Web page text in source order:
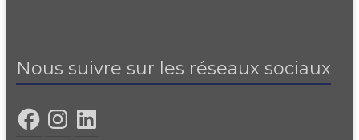
Nous suivre sur les réseaux sociaux